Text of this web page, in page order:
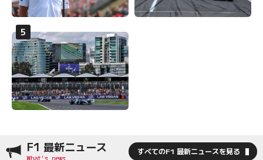
F1 最新ニュース すべてのF1 最新ニュースを見る